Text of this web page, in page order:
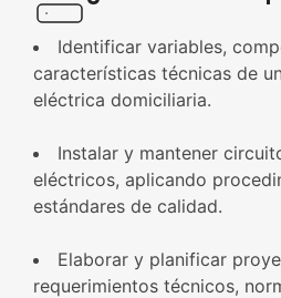
Identificar variables,
características técnicas de
eléctrica domiciliaria.
Instalar y mantener
eléctricos, aplicando
estándares de calidad.
Elaborar y planificar
requerimientos técnicos,